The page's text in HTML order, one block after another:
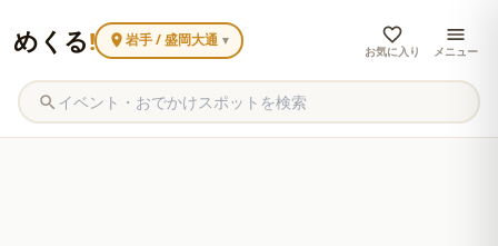
めくる! 岩手 / 盛岡大通 ▼
お気に入り メニュー